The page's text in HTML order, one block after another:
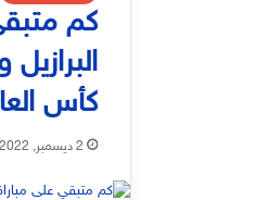
كم
كأس العالم
2 ديسمبر, 2022